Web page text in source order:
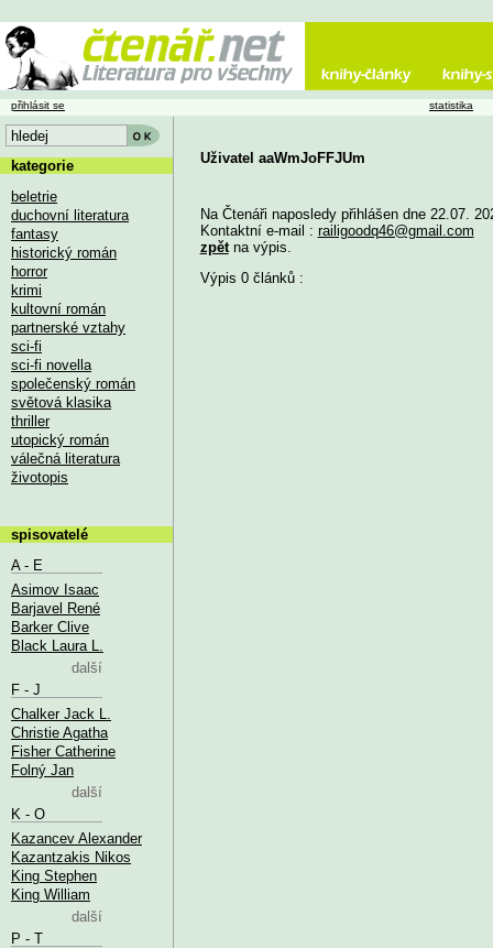
Uživatel aaWmJoFFJUm
Na Čtenáři naposledy přihlášen dne 22.07.
Kontaktní e-mail : railigoodq46@gmail.com
zpětna výpis.
Výpis 0 článků :
přihlásit se statistika
kategorie
beletrie
duchovní literatura
fantasy
historický román
horror
krimi
kultovní román
partnerské vztahy
sci-fi
sci-fi novella
společenský román
světová klasika
thriller
utopický román
válečná literatura
životopis
spisovatelé
A - E
Asimov Isaac
Barjavel René
Barker Clive
Black Laura L.
další
F - J
Chalker Jack L.
Christie Agatha
Fisher Catherine
Folný Jan
další
K - O
Kazancev Alexander
Kazantzakis Nikos
King Stephen
King William
další
P - T